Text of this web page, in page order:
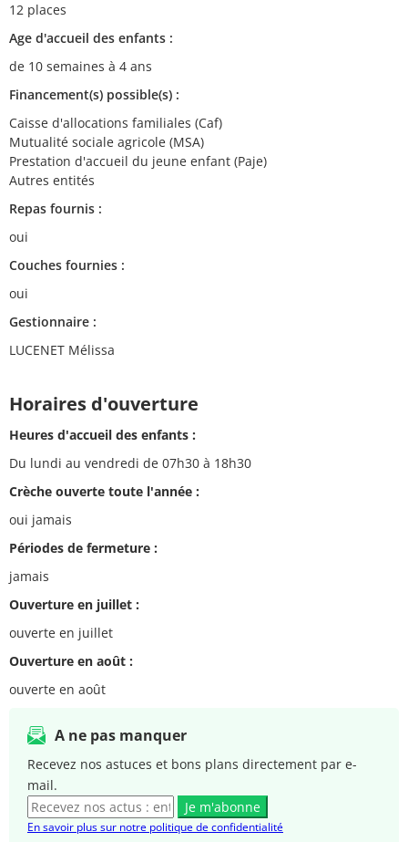
12 places
Age d'accueil des enfants :
de 10 semaines à 4 ans
Financement(s) possible(s) :
Caisse d'allocations familiales (Caf)
Mutualité sociale agricole (MSA)
Prestation d'accueil du jeune enfant (Paje)
Autres entités
Repas fournis :
oui
Couches fournies :
oui
Gestionnaire :
LUCENET Mélissa
Horaires d'ouverture
Heures d'accueil des enfants :
Du lundi au vendredi de 07h30 à 18h30
Crèche ouverte toute l'année :
oui jamais
Périodes de fermeture :
jamais
Ouverture en juillet :
ouverte en juillet
Ouverture en août :
ouverte en août
A ne pas manquer
Recevez nos astuces et bons plans directement par e-
mail.
Je m'abonne
En savoir plus sur notre politique de confidentialité